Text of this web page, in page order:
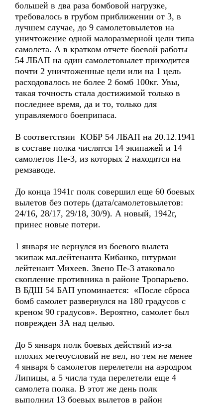
большей в два раза бомбовой нагрузке,
требовалось в грубом приближении от 3, в
лучшем случае, до 9 самолетовылетов на
уничтожение одной малоразмерной цели типа
самолета. А в кратком отчете боевой работы
54 ЛБАП на один самолетовылет приходится
почти 2 уничтоженные цели или на 1 цель
расходовалось не более 2 бомб 100кг. Увы,
такая точность стала достижимой только в
последнее время, да и то, только для
управляемого боеприпаса.
В соответствии КОБР 54 ЛБАП на 20.12.1941
в составе полка числятся 14 экипажей и 14
самолетов Пе-3, из которых 2 находятся на
ремзаводе.
До конца 1941г полк совершил еще 60 боевых
вылетов без потерь (дата/самолетовылетов:
24/16, 28/17, 29/18, 30/9). А новый, 1942г,
принес новые потери.
1 января не вернулся из боевого вылета
экипаж мл.лейтенанта Кибанко, штурман
лейтенант Михеев. Звено Пе-3 атаковало
скопление противника в районе Тропарьево.
В БДШ 54 БАП упоминается: «После сброса
бомб самолет развернулся на 180 градусов с
креном 90 градусов». Вероятно, самолет был
поврежден ЗА над целью.
До 5 января полк боевых действий из-за
плохих метеоусловий не вел, но тем не менее
4 января 6 самолетов перелетели на аэродром
Липицы, а 5 числа туда перелетели еще 4
самолета полка. В этот же день полк
выполнил 13 боевых вылетов в район